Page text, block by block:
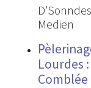
Medien
Lourdes